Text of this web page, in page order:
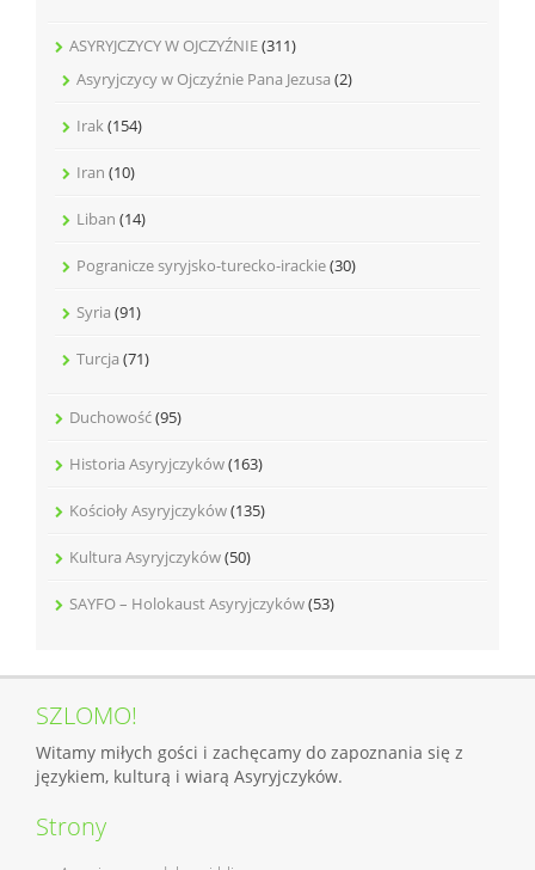
ASYRYJCZYCY W OJCZYŹNIE(311)
Asyryjczycy w Ojczyźnie Pana Jezusa (2)
Irak(154)
Iran (10)
Liban (14)
Pogranicze syryjsko-turecko-irackie(30)
Syria (91)
Turcja (71)
Duchowość(95)
Historia Asyryjczyków(163)
Kościoły Asyryjczyków(135)
Kultura Asyryjczyków(50)
SAYFO – Holokaust Asyryjczyków(53)
SZLOMO!
Witamy miłych gości i zachęcamy do zapoznania się z
językiem, kulturą i wiarą Asyryjczyków.
Strony